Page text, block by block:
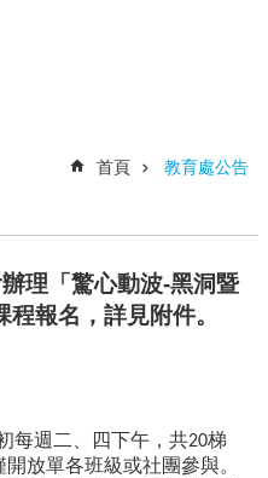
首頁 教育處公告
理「驚心動波-黑洞暨
報名，詳見附件。
每週二、四下午，共20梯
放單各班級或社團參與。